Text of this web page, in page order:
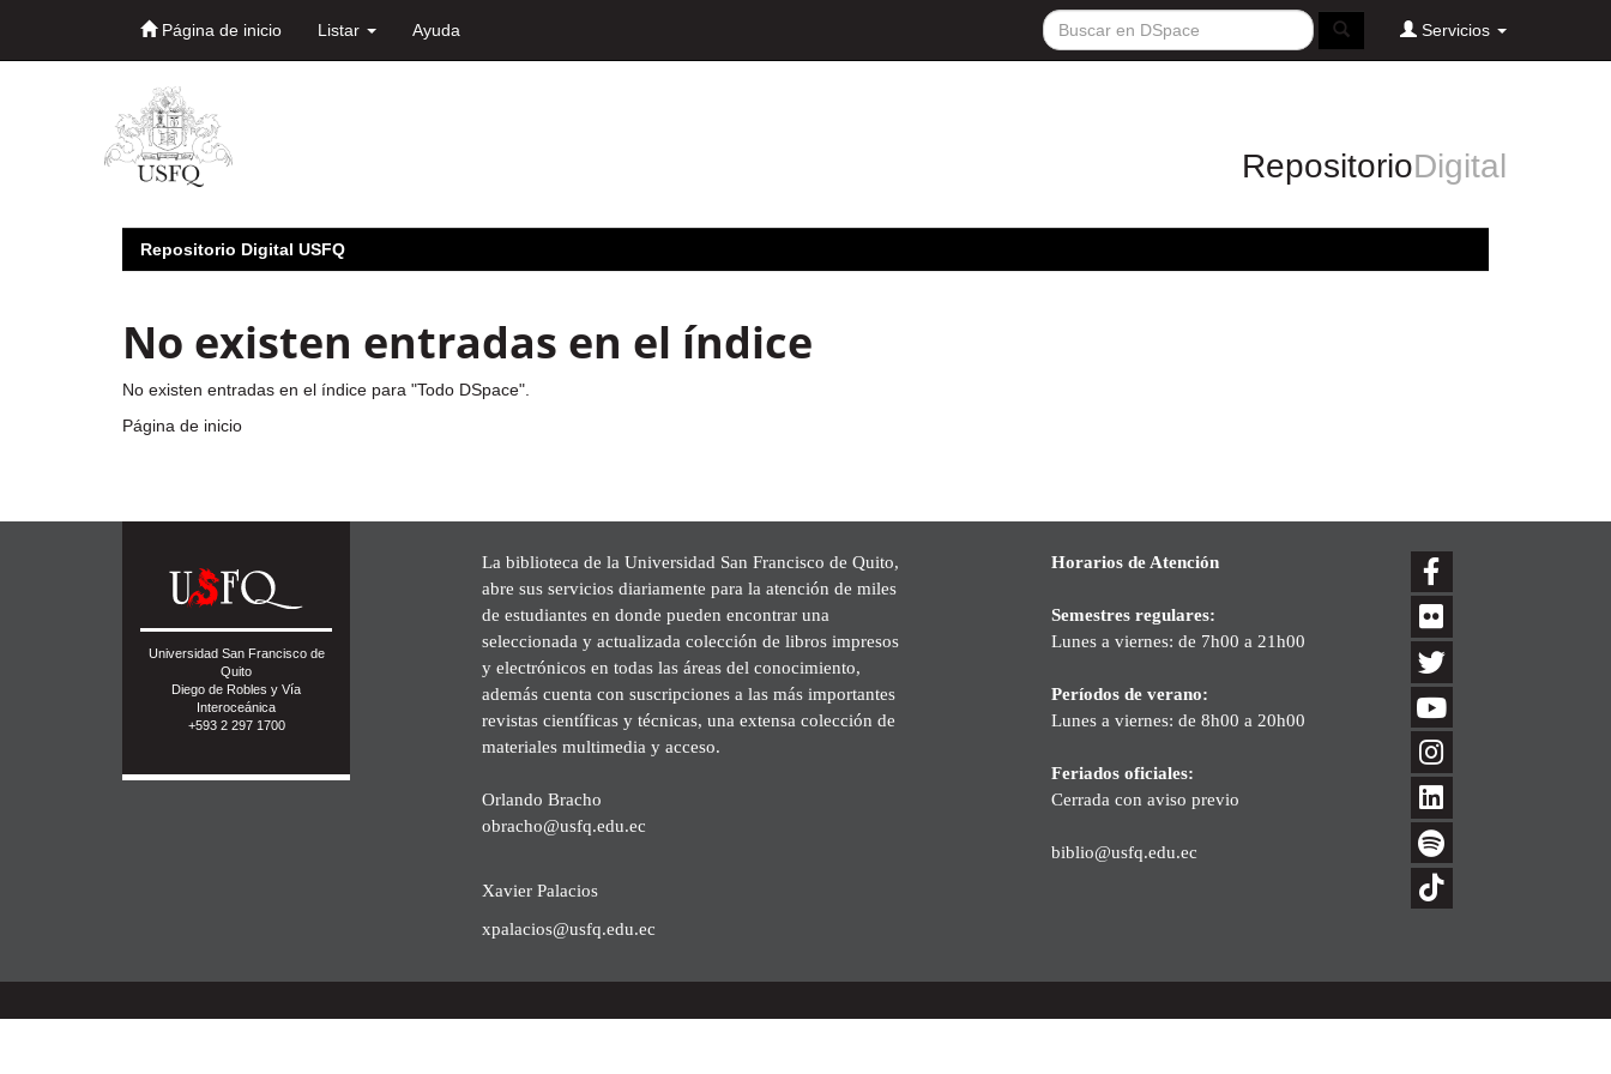
Página de inicio Listar Ayuda Servicios
RepositorioDigital
Repositorio Digital USFQ
No existen entradas en el índice
No existen entradas en el índice para "Todo DSpace".
Página de inicio
Universidad San Francisco de
Quito
Diego de Robles y Vía
Interoceánica
+593 2 297 1700
La biblioteca de la Universidad San Francisco de Quito,
abre sus servicios diariamente para la atención de miles
de estudiantes en donde pueden encontrar una
seleccionada y actualizada colección de libros impresos
y electrónicos en todas las áreas del conocimiento,
además cuenta con suscripciones a las más importantes
revistas científicas y técnicas, una extensa colección de
materiales multimedia y acceso.
Orlando Bracho
obracho@usfq.edu.ec
Xavier Palacios
xpalacios@usfq.edu.ec
Horarios de Atención
Semestres regulares:
Lunes a viernes: de 7h00 a 21h00
Períodos de verano:
Lunes a viernes: de 8h00 a 20h00
Feriados oficiales:
Cerrada con aviso previo
biblio@usfq.edu.ec